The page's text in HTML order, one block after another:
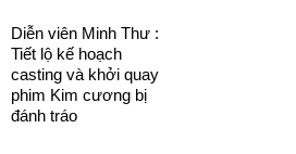
Diễn viên Minh Thư :
Tiết lộ kế hoạch
casting và khởi quay
phim Kim cương bị
đánh tráo